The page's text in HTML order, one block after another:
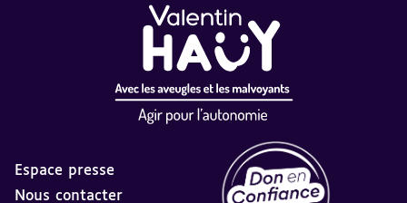
Espace presse
Nous contacter